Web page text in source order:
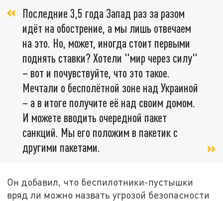
Последние 3,5 года Запад раз за разом
идёт на обострение, а мы лишь отвечаем
на это. Но, может, иногда стоит первыми
поднять ставки? Хотели "мир через силу"
– вот и почувствуйте, что это такое.
Мечтали о бесполётной зоне над Украиной
– а в итоге получите её над своим домом.
И можете вводить очередной пакет
санкций. Мы его положим в пакетик с
другими пакетами.
Он добавил, что беспилотники-пустышки
вряд ли можно назвать угрозой безопасности